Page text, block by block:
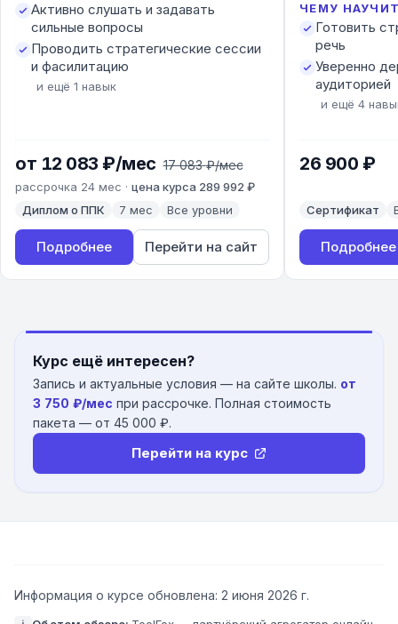
Активно слушать и задавать
сильные вопросы
Проводить стратегические сессии
и фасилитацию
и ещё 1 навык
от 12 083 ₽/мес старая цена
17 083 ₽/мес
рассрочка 24 мес · цена курса 289 992 ₽
документ
Диплом о ППК длительность
7 мес уровень
Все уровни
Подробнее Перейти на сайт
ЧЕМУ
Готовить
речь
Уверенно
аудиторией
и ещё 4
26 900 ₽
документ
Сертификат
Подробнее
Курс ещё интересен?
Запись и актуальные условия — на сайте школы. от
3 750 ₽/мес при рассрочке. Полная стоимость
пакета — от 45 000 ₽.
Перейти на курс
Информация о курсе обновлена: 2 июня 2026 г.